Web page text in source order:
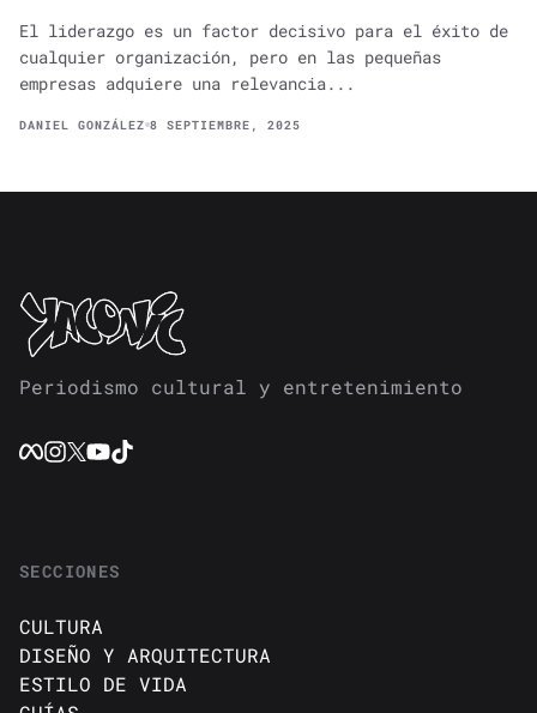
El liderazgo es un factor decisivo para el éxito de
cualquier organización, pero en las pequeñas
empresas adquiere una relevancia...
DANIEL GONZÁLEZ 8 SEPTIEMBRE, 2025
Periodismo cultural y entretenimiento
SECCIONES
CULTURA
DISEÑO Y ARQUITECTURA
ESTILO DE VIDA